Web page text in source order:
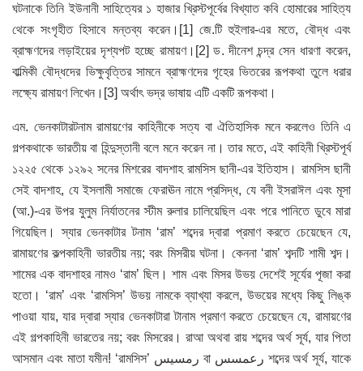
ঘটনাকে তিনি ইউনানী সাহিত্যের ১ হাজার খ্রিস্টপূর্বের বিখ্যাত কবি হোমারের সাহিত্য
থেকে সংগৃহীত হিসাবে মন্তব্য করেন।[1] জে.টি হুইলার-এর মতে, বৌদ্ধ এবং
ব্রাহ্মণদের লড়াইয়ের দৃশ্যপট হচ্ছে রামায়ণ।[2] ড. দীনেশ চন্দ্র সেন ধারণা করেন,
বাল্মিকী বৌদ্ধদের ভিক্ষুবৃত্তির সামনে ব্রাহ্মণদের গৃহের ভিতরের রূপকথা তুলে ধরার
লক্ষ্যে রামায়ণ লিখেন।[3] অর্থাৎ ভদ্র ভাষায় এটি একটি রূপকথা।
এম. ভেনকাটারটনাম রামায়ণের কাহিনীকে সত্য বা ঐতিহাসিক মনে করলেও তিনি এ
গল্পকথাকে ভারতীয় বা হিন্দুস্তানী বলে মনে করেন না। তার মতে, এই কাহিনী খ্রিস্টপূর্ব
১২২৫ থেকে ১২৯২ সনের মিশরের বাদশাহ রামসিস ছানী-এর ইতিহাস। রামসিস ছানী
সেই বাদশাহ, যে ইসলামী সমাজে ফেরাঊন নামে প্রসিদ্ধ, যে বনী ইসরাঈল এবং মূসা
(আ.)-এর উপর যুলুম নির্যাতনের স্টীম রুলার চালিয়েছিল এবং পরে পানিতে ডুবে মারা
গিয়েছিল। স্যার ভেনকাটার টনাম ‘রাম’ শব্দের দ্বারা প্রমাণ করতে চেয়েছেন যে,
রামায়ণের কল্পকাহিনী ভারতীয় নয়; বরং মিসরীয় ঘটনা। কেননা ‘রাম’ শব্দটি শামী শব্দ।
শামের এক বাদশাহর নামও ‘রাম’ ছিল। শাম এবং মিসর উভয় দেশেই সূর্যের পূজা করা
হতো। ‘রাম’ এবং ‘রামসিস’ উভয় নামকে ব্যাখ্যা করলে, উভয়ের মধ্যে কিছু লিঙ্ক
পাওয়া যায়, যার দ্বারা স্যার ভেনকাটারা টানাম প্রমাণ করতে চেয়েছেন যে, রামায়ণের
এই গল্পকাহিনী ভারতের নয়; বরং মিসরের। রাআ অথবা রায় শব্দের অর্থ সূর্য, যার পিতা
আসমান এবং মাতা যমীন! ‘রামসিস’ رمسيس বা رعمسس শব্দের অর্থ সূর্য, যাকে